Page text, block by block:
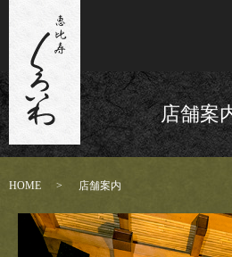
店舗案
HOME 店舗案内